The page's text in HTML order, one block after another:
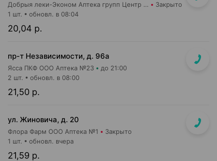
Добрыя леки-Эконом Аптека групп Центр ООО Аптека №17 Закрыто
20,04 р.
1 шт. обновл. в 08:04
пр-т Независимости, д. 96а
Ясса ПКФ ООО Аптека №23 до 21:00
21,50 р.
2 шт. обновл. в 08:00
ул. Жиновича, д. 20
Флора Фарм ООО Аптека №1 Закрыто
21,59 р.
1 шт. обновл. вчера